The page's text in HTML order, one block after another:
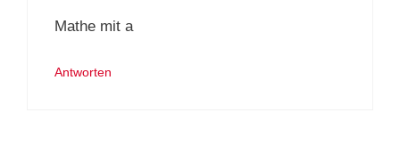
Mathe mit a
Antworten